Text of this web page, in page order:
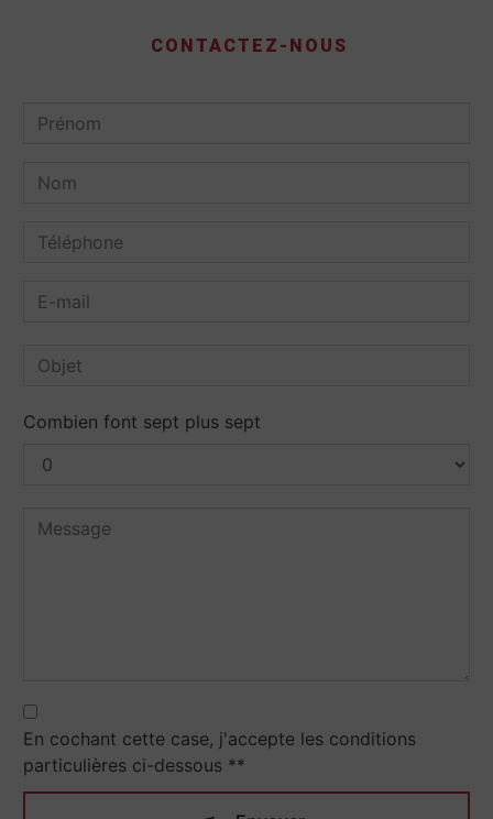
CONTACTEZ-NOUS
Combien font sept plus sept
En cochant cette case, j'accepte les conditions
particulières ci-dessous **